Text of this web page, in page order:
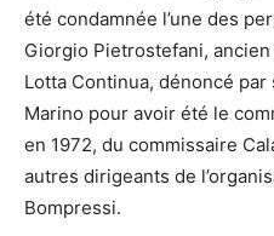
été condamnée l’une des
Giorgio Pietrostefani,
Lotta Continua, dénoncé
Marino pour avoir été le
en 1972, du commissaire
autres dirigeants de
Bompressi.